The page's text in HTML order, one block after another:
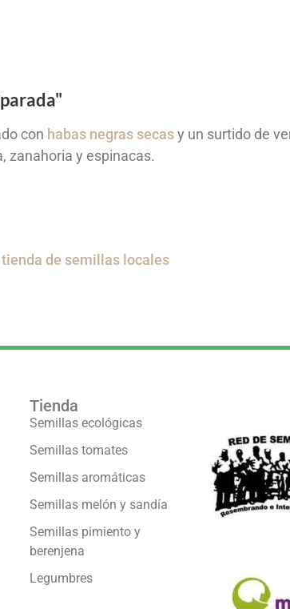
con habas negras secasy un surtido de
zanahoria y espinacas.
de semillas locales
Tienda
Semillas ecológicas
Semillas tomates
Semillas aromáticas
Semillas melón y sandía
Semillas pimiento y
berenjena
Legumbres